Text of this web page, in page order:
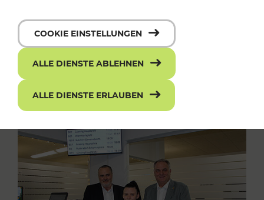
COOKIE EINSTELLUNGEN
ALLE DIENSTE ABLEHNEN
ALLE DIENSTE ERLAUBEN